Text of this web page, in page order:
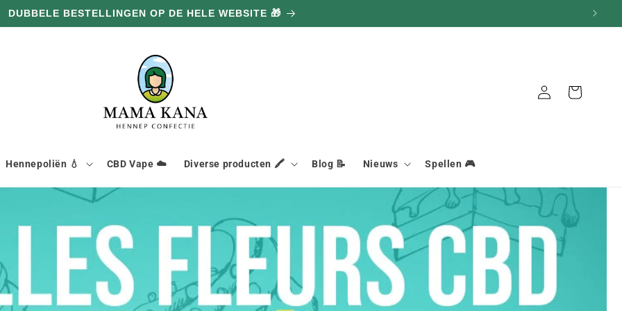
DUBBELE BESTELLINGEN OP DE HELE WEBSITE 🎁
Hennepoliën 💧 CBD Vape ☁️ Diverse producten 🖍️ Blog 📝 Nieuws Spellen 🎮
AansluitingMand